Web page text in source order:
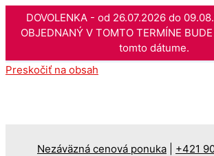
DOVOLENKA - od 26.07.2026 do
OBJEDNANÝ V TOMTO TERMÍNE
tomto dátume.
Preskočiť na obsah
Nezáväzná cenová ponuka +421